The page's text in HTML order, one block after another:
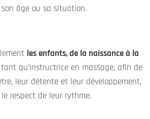
âge ou sa situation.
les enfants, de la naissance à la
qu’instructrice en massage, afin de
leur détente et leur développement,
respect de leur rythme.